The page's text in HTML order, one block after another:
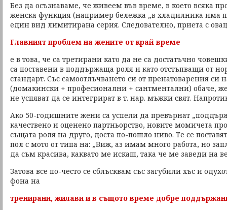
Без да осъзнаваме, че живеем във време, в което всяка
женска функция (например бележка „в хладилника има
един вид лимитирана серия. Следователно, приета с
Главният проблем на жените от край време
е в това, че са третирани като да не са достатъчно
са поставени в поддържаща роля и като отстъпващи от
стандарт. Със самоотлъчването си от пренатоварения си
(домакински + професионални + сантментални) обаче,
не успяват да се интегрират в т. нар. мъжки свят.
Ако 50-годишните жени са успели да превърнат
качествено и оценено партньорство, новите момичета
същата роля на друго, доста по-пошло ниво. Те се
пол с мото от типа на: „Виж, аз имам много работа, но
да съм красива, каквато ме искаш, така че ме заведи на
Затова все по-често се сблъсквам със загубили хъс и
фона на
тренирани, жилави и в същото време добре